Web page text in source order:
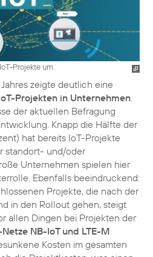
Projekte um.
zeigte deutlich eine
Projekten in Unternehmen
der aktuellen Befragung
Knapp die Hälfte der
hat bereits IoT-Projekte
standort- und/oder
Unternehmen spielen hier
Ebenfalls beeindruckend:
Projekte, die nach der
in den Rollout gehen, steigt
allen Dingen bei Projekten der
Netze NB-IoT und LTE-M
Kosten im gesamten